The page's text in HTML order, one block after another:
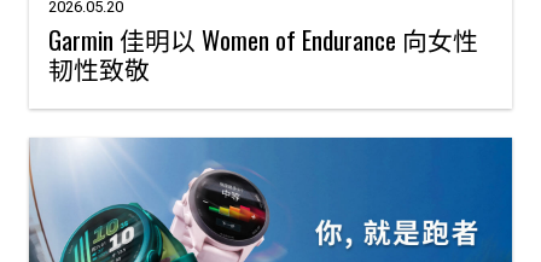
2026.05.20
Garmin 佳明以 Women of Endurance 向女性
韧性致敬